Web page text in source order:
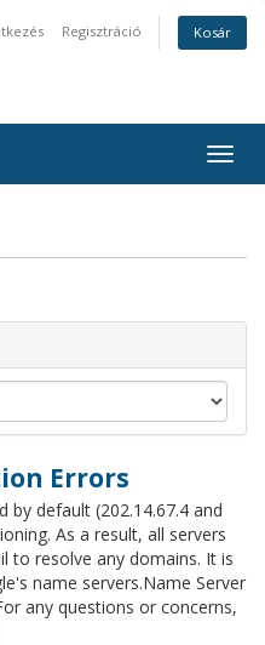
Regisztráció Kosár
Errors
by default (202.14.67.4 and
As a result, all servers
to resolve any domains. It is
name servers.Name Server
any questions or concerns,